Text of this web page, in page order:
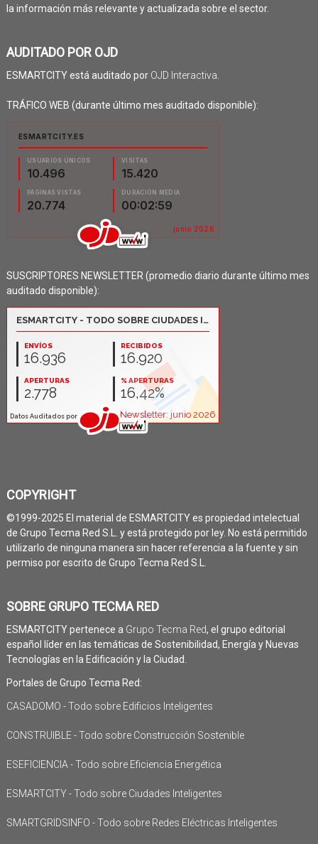
la información más relevante y actualizada sobre el sector.
AUDITADO POR OJD
ESMARTCITY está auditado por OJD Interactiva
TRÁFICO WEB (durante último mes auditado disponible):
SUSCRIPTORES NEWSLETTER (promedio diario durante último mes
auditado disponible):
COPYRIGHT
©1999-2025 El material de ESMARTCITY es propiedad intelectual
de Grupo Tecma Red S.L. y está protegido por ley. No está permitido
utilizarlo de ninguna manera sin hacer referencia a la fuente y sin
permiso por escrito de Grupo Tecma Red S.L.
SOBRE GRUPO TECMA RED
ESMARTCITY pertenece a Grupo Tecma Red, el grupo editorial
español líder en las temáticas de Sostenibilidad, Energía y Nuevas
Tecnologías en la Edificación y la Ciudad.
Portales de Grupo Tecma Red:
CASADOMO - Todo sobre Edificios Inteligentes
CONSTRUIBLE - Todo sobre Construcción Sostenible
ESEFICIENCIA - Todo sobre Eficiencia Energética
ESMARTCITY - Todo sobre Ciudades Inteligentes
SMARTGRIDSINFO - Todo sobre Redes Eléctricas Inteligentes